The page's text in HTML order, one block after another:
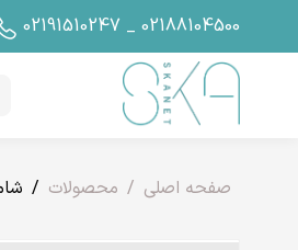
02191510247 _ 02188104500
صفحه اصلی محصولات